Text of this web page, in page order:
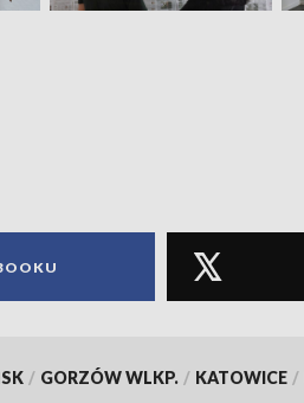
/ GORZÓW WLKP. / KATOWICE /